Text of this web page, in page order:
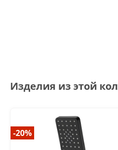
Изделия из этой
-20%